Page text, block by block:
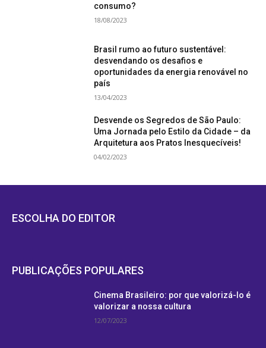
consumo?
18/08/2023
Brasil rumo ao futuro sustentável:
desvendando os desafios e
oportunidades da energia renovável no
país
13/04/2023
Desvende os Segredos de São Paulo:
Uma Jornada pelo Estilo da Cidade – da
Arquitetura aos Pratos Inesquecíveis!
04/02/2023
ESCOLHA DO EDITOR
PUBLICAÇÕES POPULARES
Cinema Brasileiro: por que valorizá-lo é
valorizar a nossa cultura
12/07/2023